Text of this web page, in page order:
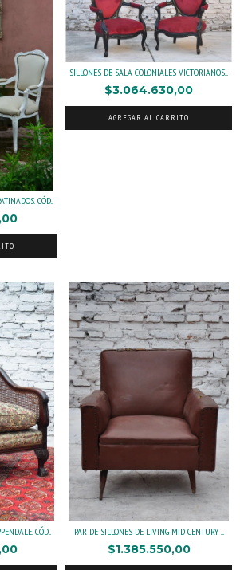
CÓD...
SILLONES DE SALA COLONIALES VICTORIANOS....
$3.064.630,00
AGREGAR AL CARRITO
CÓD... PAR DE SILLONES DE LIVING MID CENTURY ....
$1.385.550,00